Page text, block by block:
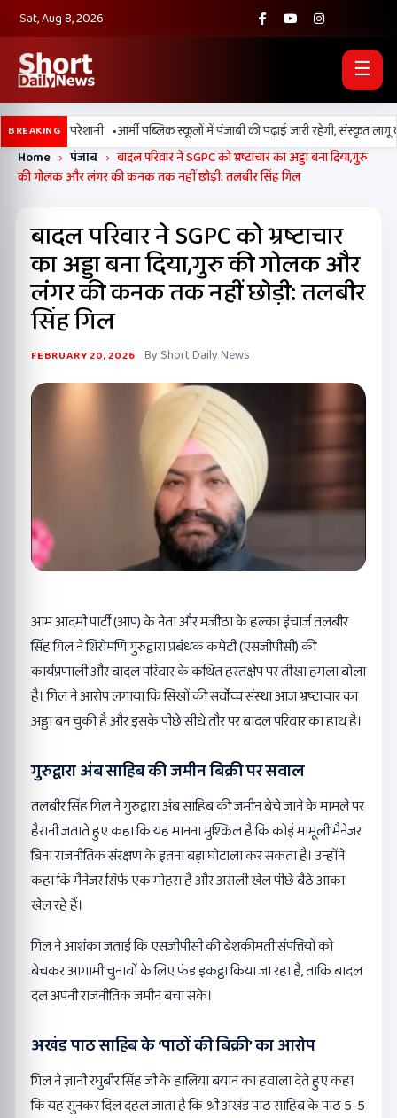
Sat, Aug 8, 2026
☰
BREAKING
बढ़ाएगी परेशानी •आर्मी पब्लिक स्कूलों में पंजाबी की पढ़ाई जारी रहेगी, संस्कृत लागू
Home › पंजाब › बादल परिवार ने SGPC को भ्रष्टाचार का अड्डा बना दिया,गुरु
की गोलक और लंगर की कनक तक नहीं छोड़ी: तलबीर सिंह गिल
बादल परिवार ने SGPC को भ्रष्टाचार
का अड्डा बना दिया,गुरु की गोलक और
लंगर की कनक तक नहीं छोड़ी: तलबीर
सिंह गिल
FEBRUARY 20, 2026 By Short Daily News
आम आदमी पार्टी (आप) के नेता और मजीठा के हल्का इंचार्ज तलबीर
सिंह गिल ने शिरोमणि गुरुद्वारा प्रबंधक कमेटी (एसजीपीसी) की
कार्यप्रणाली और बादल परिवार के कथित हस्तक्षेप पर तीखा हमला बोला
है। गिल ने आरोप लगाया कि सिखों की सर्वोच्च संस्था आज भ्रष्टाचार का
अड्डा बन चुकी है और इसके पीछे सीधे तौर पर बादल परिवार का हाथ है।
गुरुद्वारा अंब साहिब की जमीन बिक्री पर सवाल
तलबीर सिंह गिल ने गुरुद्वारा अंब साहिब की जमीन बेचे जाने के मामले पर
हैरानी जताते हुए कहा कि यह मानना मुश्किल है कि कोई मामूली मैनेजर
बिना राजनीतिक संरक्षण के इतना बड़ा घोटाला कर सकता है। उन्होंने
कहा कि मैनेजर सिर्फ एक मोहरा है और असली खेल पीछे बैठे आका
खेल रहे हैं।
गिल ने आशंका जताई कि एसजीपीसी की बेशकीमती संपत्तियों को
बेचकर आगामी चुनावों के लिए फंड इकट्ठा किया जा रहा है, ताकि बादल
दल अपनी राजनीतिक जमीन बचा सके।
अखंड पाठ साहिब के ‘पाठों की बिक्री’ का आरोप
गिल ने ज्ञानी रघुबीर सिंह जी के हालिया बयान का हवाला देते हुए कहा
कि यह सुनकर दिल दहल जाता है कि श्री अखंड पाठ साहिब के पाठ 5-5